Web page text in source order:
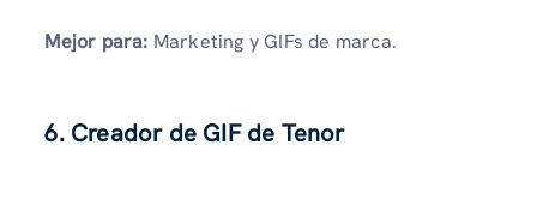
Mejor para: Marketing y GIFs de marca.
6. Creador de GIF de Tenor